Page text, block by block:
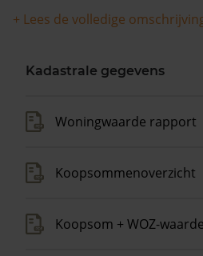
+ Lees de volledige
Kadastrale gegevens
Woningwaarde rapport
Koopsommenoverzicht
Koopsom + WOZ-waarde